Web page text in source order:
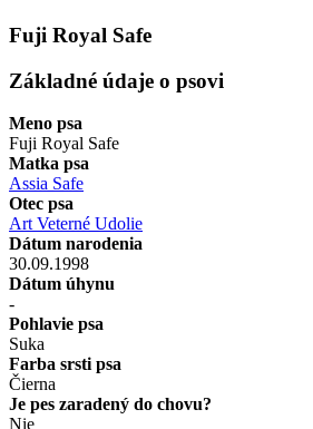
Fuji Royal Safe
Základné údaje o psovi
Meno psa
Fuji Royal Safe
Matka psa
Assia Safe
Otec psa
Art Veterné Udolie
Dátum narodenia
30.09.1998
Dátum úhynu
-
Pohlavie psa
Suka
Farba srsti psa
Čierna
Je pes zaradený do chovu?
Nie